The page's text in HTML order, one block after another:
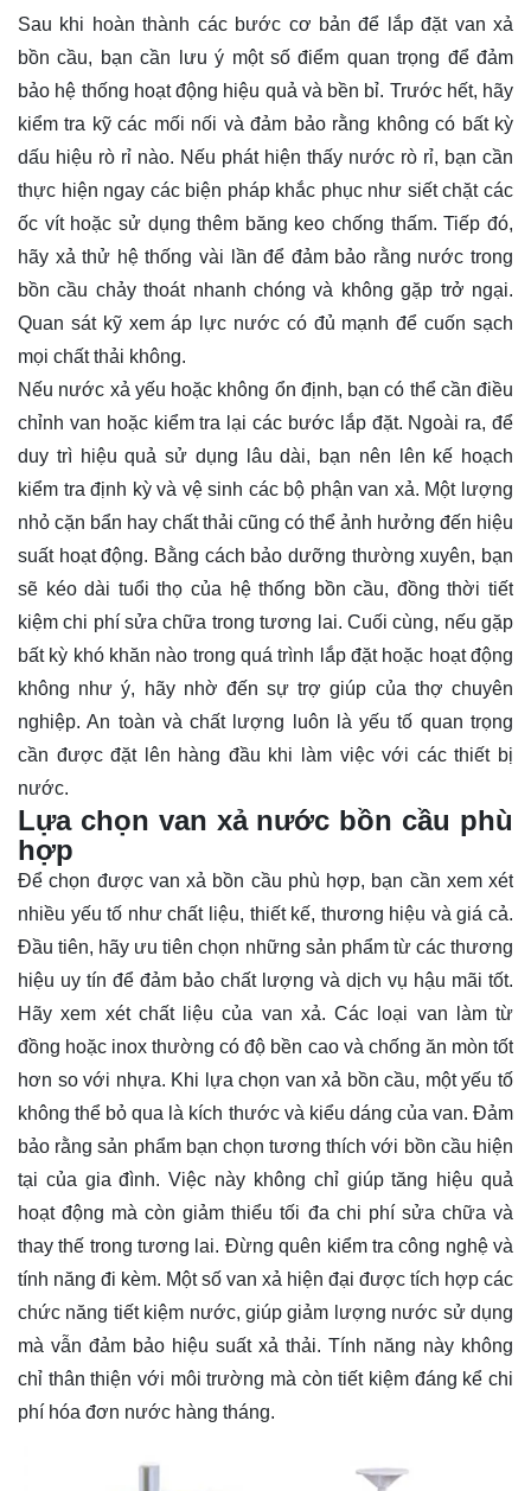
Sau khi hoàn thành các bước cơ bản để lắp đặt van xả
bồn cầu, bạn cần lưu ý một số điểm quan trọng để đảm
bảo hệ thống hoạt động hiệu quả và bền bỉ. Trước hết, hãy
kiểm tra kỹ các mối nối và đảm bảo rằng không có bất kỳ
dấu hiệu rò rỉ nào. Nếu phát hiện thấy nước rò rỉ, bạn cần
thực hiện ngay các biện pháp khắc phục như siết chặt các
ốc vít hoặc sử dụng thêm băng keo chống thấm. Tiếp đó,
hãy xả thử hệ thống vài lần để đảm bảo rằng nước trong
bồn cầu chảy thoát nhanh chóng và không gặp trở ngại.
Quan sát kỹ xem áp lực nước có đủ mạnh để cuốn sạch
mọi chất thải không.
Nếu nước xả yếu hoặc không ổn định, bạn có thể cần điều
chỉnh van hoặc kiểm tra lại các bước lắp đặt. Ngoài ra, để
duy trì hiệu quả sử dụng lâu dài, bạn nên lên kế hoạch
kiểm tra định kỳ và vệ sinh các bộ phận van xả. Một lượng
nhỏ cặn bẩn hay chất thải cũng có thể ảnh hưởng đến hiệu
suất hoạt động. Bằng cách bảo dưỡng thường xuyên, bạn
sẽ kéo dài tuổi thọ của hệ thống bồn cầu, đồng thời tiết
kiệm chi phí sửa chữa trong tương lai. Cuối cùng, nếu gặp
bất kỳ khó khăn nào trong quá trình lắp đặt hoặc hoạt động
không như ý, hãy nhờ đến sự trợ giúp của thợ chuyên
nghiệp. An toàn và chất lượng luôn là yếu tố quan trọng
cần được đặt lên hàng đầu khi làm việc với các thiết bị
nước.
Lựa chọn van xả nước bồn cầu phù
hợp
Để chọn được van xả bồn cầu phù hợp, bạn cần xem xét
nhiều yếu tố như chất liệu, thiết kế, thương hiệu và giá cả.
Đầu tiên, hãy ưu tiên chọn những sản phẩm từ các thương
hiệu uy tín để đảm bảo chất lượng và dịch vụ hậu mãi tốt.
Hãy xem xét chất liệu của van xả. Các loại van làm từ
đồng hoặc inox thường có độ bền cao và chống ăn mòn tốt
hơn so với nhựa. Khi lựa chọn van xả bồn cầu, một yếu tố
không thể bỏ qua là kích thước và kiểu dáng của van. Đảm
bảo rằng sản phẩm bạn chọn tương thích với bồn cầu hiện
tại của gia đình. Việc này không chỉ giúp tăng hiệu quả
hoạt động mà còn giảm thiểu tối đa chi phí sửa chữa và
thay thế trong tương lai. Đừng quên kiểm tra công nghệ và
tính năng đi kèm. Một số van xả hiện đại được tích hợp các
chức năng tiết kiệm nước, giúp giảm lượng nước sử dụng
mà vẫn đảm bảo hiệu suất xả thải. Tính năng này không
chỉ thân thiện với môi trường mà còn tiết kiệm đáng kể chi
phí hóa đơn nước hàng tháng.